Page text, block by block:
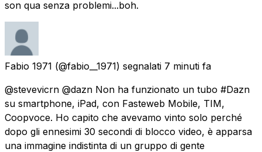
son qua senza problemi...boh.
Fabio 1971 (@fabio__1971) segnalati 7 minuti fa
@stevevicrn @dazn Non ha funzionato un tubo #Dazn
su smartphone, iPad, con Fasteweb Mobile, TIM,
Coopvoce. Ho capito che avevamo vinto solo perché
dopo gli ennesimi 30 secondi di blocco video, è apparsa
una immagine indistinta di un gruppo di gente